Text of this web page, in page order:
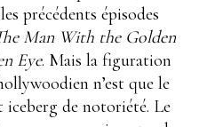
précédents épisodes
Man With the Golden
Eye. Mais la figuration
n’est que le
iceberg de notoriété. Le